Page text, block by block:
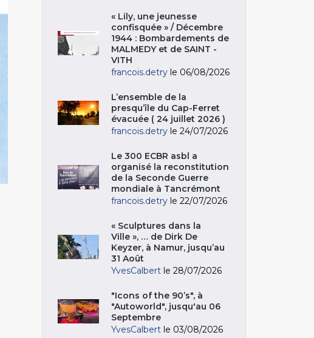
« Lily, une jeunesse
confisquée » / Décembre
1944 : Bombardements de
MALMEDY et de SAINT -
VITH
francois.detry le 06/08/2026
L’ensemble de la
presqu’île du Cap-Ferret
évacuée ( 24 juillet 2026 )
francois.detry le 24/07/2026
Le 300 ECBR asbl a
organisé la reconstitution
de la Seconde Guerre
mondiale à Tancrémont
francois.detry le 22/07/2026
« Sculptures dans la
Ville », … de Dirk De
Keyzer, à Namur, jusqu’au
31 Août
YvesCalbert le 28/07/2026
"Icons of the 90’s", à
"Autoworld", jusqu'au 06
Septembre
YvesCalbert le 03/08/2026